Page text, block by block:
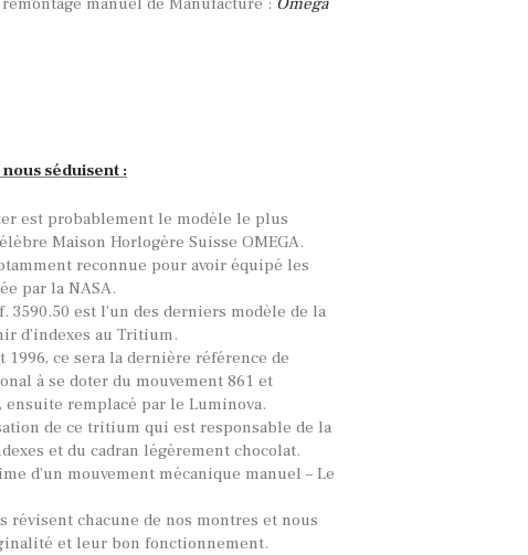
séduisent :
est probablement le modèle le plus
Maison Horlogère Suisse OMEGA.
reconnue pour avoir équipé les
par la NASA.
3590.50 est l’un des derniers modèle de la
d’indexes au Tritium.
1996, ce sera la dernière référence de
à se doter du mouvement 861 et
ensuite remplacé par le Luminova.
de ce tritium qui est responsable de la
et du cadran légèrement chocolat.
d’un mouvement mécanique manuel – Le
révisent chacune de nos montres et nous
et leur bon fonctionnement.